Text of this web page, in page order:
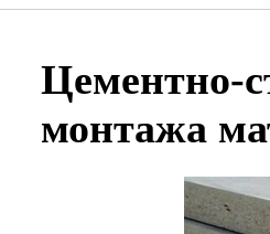
Цементно-
монтажа